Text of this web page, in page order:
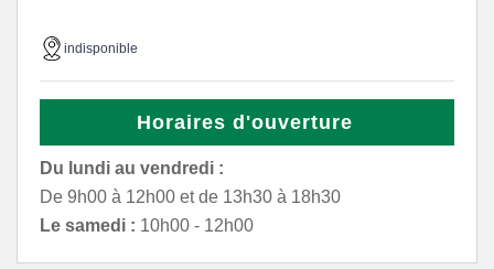
indisponible
Horaires d'ouverture
Du lundi au vendredi :
De 9h00 à 12h00 et de 13h30 à 18h30
Le samedi : 10h00 - 12h00